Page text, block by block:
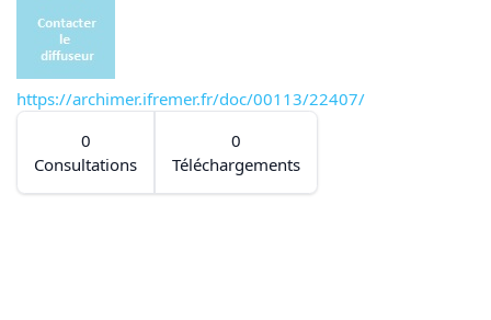
https://archimer.ifremer.fr/doc/00113/22407/
0
Consultations
0
Téléchargements